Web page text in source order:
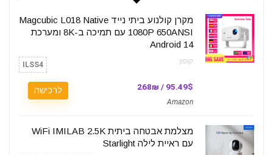
מקרן קולנוע ביתי נייד Magcubic L018 Native
1080P 650ANSI עם תמיכה ב-8K ומערכת
Android 14
קופון: ILSS4
95.49$ / 268₪
Amazon
לרכישה
מצלמת אבטחה ביתית WiFi IMILAB 2.5K
עם ראיית לילה Starlight